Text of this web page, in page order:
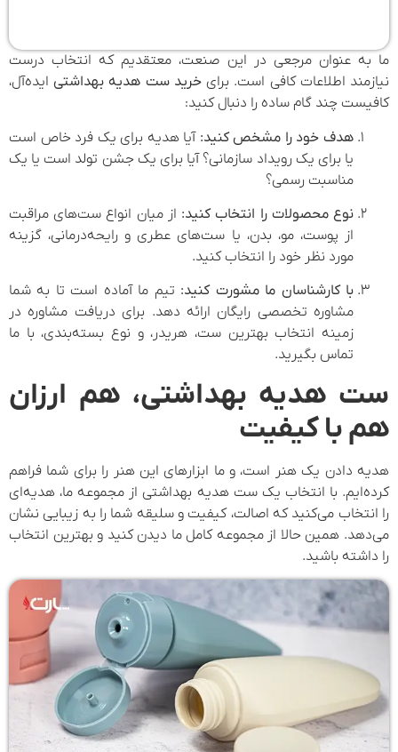
ما به عنوان مرجعی در این صنعت، معتقدیم که انتخاب درست
نیازمند اطلاعات کافی است. برایخرید ست هدیه بهداشتیایده‌آل،
کافیست چند گام ساده را دنبال کنید:
هدف خود را مشخص کنید: آیا هدیه برای یک فرد خاص است
یا برای یک رویداد سازمانی؟ آیا برای یک جشن تولد است یا یک
مناسبت رسمی؟
نوع محصولات را انتخاب کنید: از میان انواع ست‌های مراقبت
از پوست، مو، بدن، یا ست‌های عطری و رایحه‌درمانی، گزینه
مورد نظر خود را انتخاب کنید.
با کارشناسان ما مشورت کنید: تیم ما آماده است تا به شما
مشاوره تخصصی رایگان ارائه دهد. برای دریافت مشاوره در
زمینه انتخاب بهترین ست، هریدر، و نوع بسته‌بندی، با ما
تماس بگیرید.
ست هدیه بهداشتی، هم ارزان
هم با کیفیت
هدیه دادن یک هنر است، و ما ابزارهای این هنر را برای شما فراهم
کرده‌ایم. با انتخاب یک ست هدیه بهداشتی از مجموعه ما، هدیه‌ای
را انتخاب می‌کنید که اصالت، کیفیت و سلیقه شما را به زیبایی نشان
می‌دهد. همین حالا از مجموعه کامل ما دیدن کنید و بهترین انتخاب
را داشته باشید.